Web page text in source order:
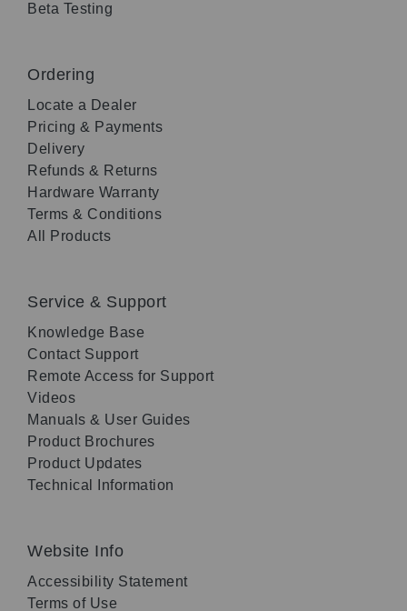
Beta Testing
Ordering
Locate a Dealer
Pricing & Payments
Delivery
Refunds & Returns
Hardware Warranty
Terms & Conditions
All Products
Service & Support
Knowledge Base
Contact Support
Remote Access for Support
Videos
Manuals & User Guides
Product Brochures
Product Updates
Technical Information
Website Info
Accessibility Statement
Terms of Use